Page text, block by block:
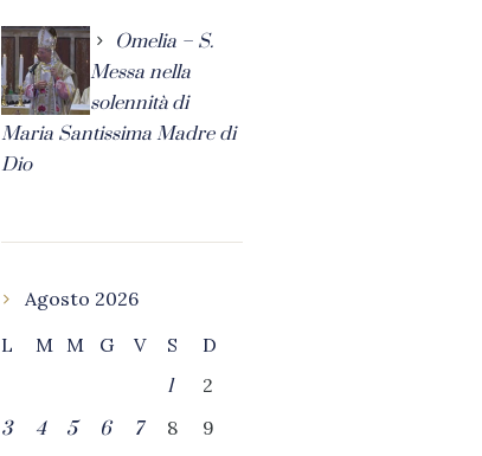
Omelia – S.
Messa nella
solennità di
Maria Santissima Madre di
Dio
Agosto 2026
L
M M G V S
D
1
2
3
4 5 6 7 8
9